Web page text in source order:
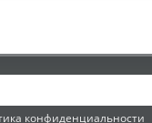
конфиденциальности